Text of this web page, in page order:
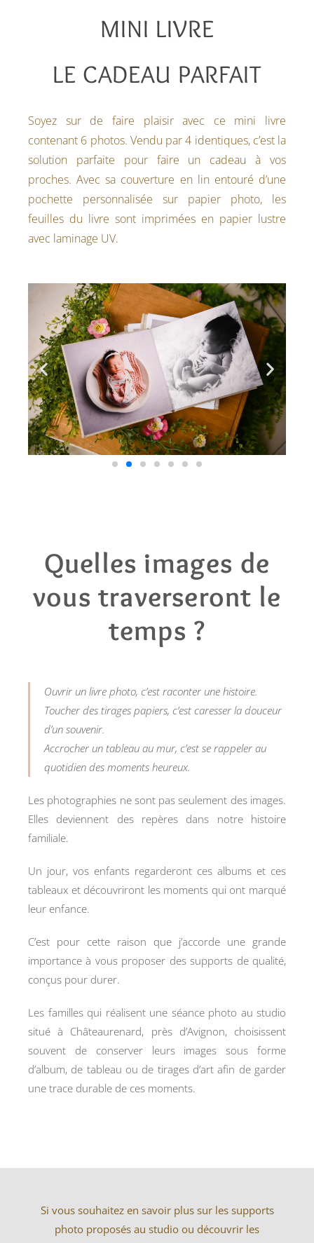
MINI LIVRE
LE CADEAU PARFAIT
Soyez sur de faire plaisir avec ce mini livre
contenant 6 photos. Vendu par 4 identiques, c’est la
solution parfaite pour faire un cadeau à vos
proches. Avec sa couverture en lin entouré d’une
pochette personnalisée sur papier photo, les
feuilles du livre sont imprimées en papier lustre
avec laminage UV.
Quelles images de
vous traverseront le
temps ?
Ouvrir un livre photo, c’est raconter une histoire.
Toucher des tirages papiers, c’est caresser la douceur
d’un souvenir.
Accrocher un tableau au mur, c’est se rappeler au
quotidien des moments heureux.
Les photographies ne sont pas seulement des images.
Elles deviennent des repères dans notre histoire
familiale.
Un jour, vos enfants regarderont ces albums et ces
tableaux et découvriront les moments qui ont marqué
leur enfance.
C’est pour cette raison que j’accorde une grande
importance à vous proposer des supports de qualité,
conçus pour durer.
Les familles qui réalisent une séance photo au studio
situé à Châteaurenard, près d’Avignon, choisissent
souvent de conserver leurs images sous forme
d’album, de tableau ou de tirages d’art afin de garder
une trace durable de ces moments.
Si vous souhaitez en savoir plus sur les supports
photo proposés au studio ou découvrir les